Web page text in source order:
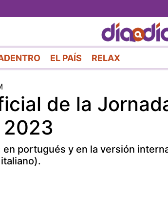
al
EL PAÍS RELAX
de la
2023
portugués y en la versión